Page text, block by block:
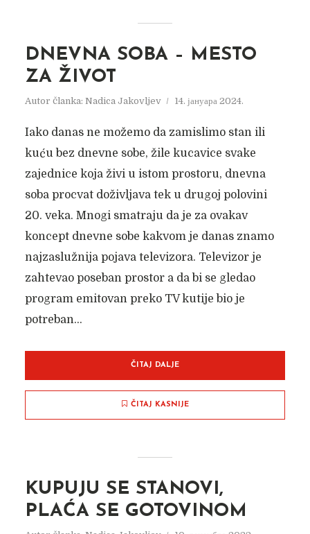
OD KUJNE DO KUHINJE
Autor članka: Nadica Jakovljev 2. фебруара 2025.
DNEVNA SOBA – MESTO
ZA ŽIVOT
Autor članka: Nadica Jakovljev 14. јануара 2024.
Iako danas ne možemo da zamislimo stan ili
kuću bez dnevne sobe, žile kucavice svake
zajednice koja živi u istom prostoru, dnevna
soba procvat doživljava tek u drugoj polovini
20. veka. Mnogi smatraju da je za ovakav
koncept dnevne sobe kakvom je danas znamo
najzaslužnija pojava televizora. Televizor je
zahtevao poseban prostor a da bi se gledao
program emitovan preko TV kutije bio je
potreban...
ČITAJ DALJE
ČITAJ KASNIJE
KUPUJU SE STANOVI,
PLAĆA SE GOTOVINOM